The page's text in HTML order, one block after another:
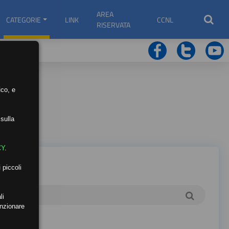
CATEGORIE LINK
AREA
RISERVATA
CCNL
e
.
piccoli